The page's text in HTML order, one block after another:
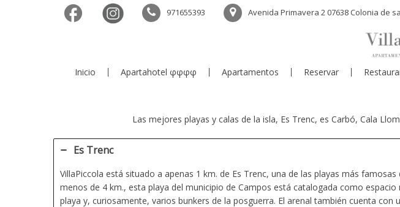
facebook 971655393 Avenida Primavera 2 07638 Colonia de
Inicio Apartahotel φφφφ Apartamentos Reservar
Las mejores playas y calas de la isla, Es Trenc, es Carbó, Cala
Es Trenc
VillaPiccola está situado a apenas 1 km. de Es Trenc, una de las playas más
menos de 4 km., esta playa del municipio de Campos está catalogada como
playa y, curiosamente, varios bunkers de la posguerra. El arenal también cuenta